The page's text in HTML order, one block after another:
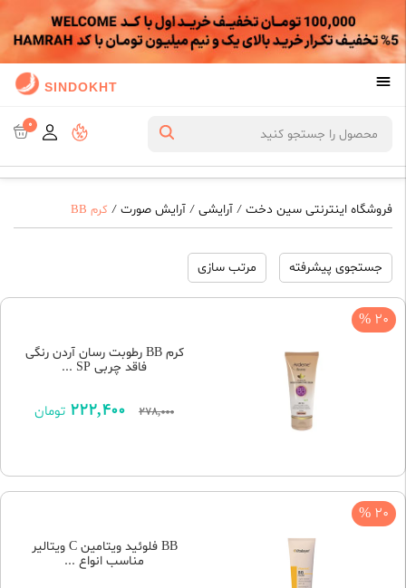
SINDOKHT
0
فروشگاه اینترنتی سین دخت / آرایشی / آرایش صورت / کرم BB
جستجوی پیشرفته مرتب سازی
20 %
کرم BB رطوبت رسان آردن رنگی
فاقد چربی SP ...
278,000
222,400 تومان
20 %
BB فلوئید ویتامین C ویتالیر
مناسب انواع ...